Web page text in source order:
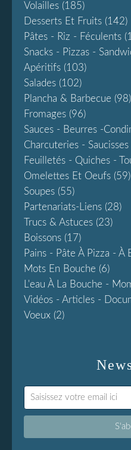
Volailles (185)
Desserts Et Fruits (142)
Pâtes - Riz - Féculents
Snacks - Pizzas -
Apéritifs (103)
Salades (102)
Plancha & Barbecue (98)
Fromages (96)
Sauces - Beurres -
Charcuteries - Saucisses
Feuilletés - Quiches -
Omelettes Et Oeufs (59)
Soupes (55)
Partenariats-Liens (28)
Trucs & Astuces (23)
Boissons (17)
Pains - Pâte À Pizza - À
Mots En Bouche (6)
L'eau À La Bouche -
Vidéos - Articles -
Voeux (2)